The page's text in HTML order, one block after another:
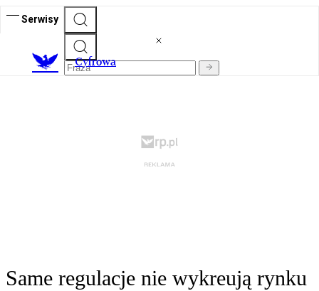
Serwisy
Cyfrowa
Same regulacje nie wykreują rynku